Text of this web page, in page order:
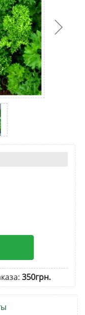
350грн.